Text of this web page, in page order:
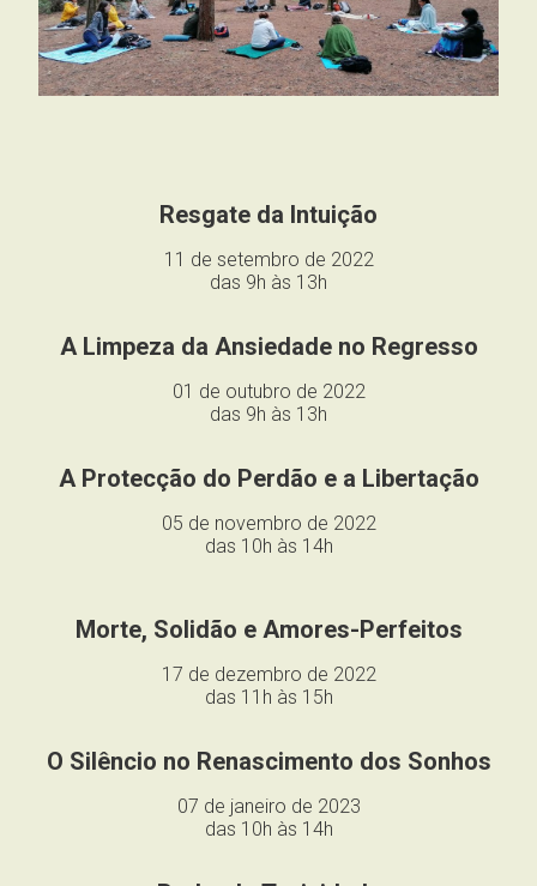
Resgate da Intuição
11 de setembro de 2022
das 9h às 13h
A Limpeza da Ansiedade no Regresso
01 de outubro de 2022
das 9h às 13h
A Protecção do Perdão e a Libertação
05 de novembro de 2022
das 10h às 14h
Morte, Solidão e Amores-Perfeitos
17 de dezembro de 2022
das 11h às 15h
O Silêncio no Renascimento dos Sonhos
07 de janeiro de 2023
das 10h às 14h